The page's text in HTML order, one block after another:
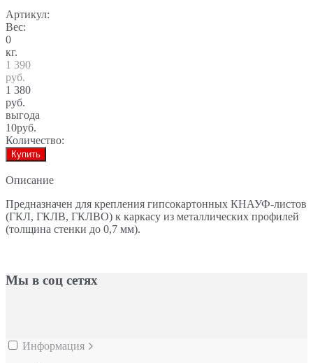
Артикул:
Вес:
0
кг.
1 390
руб.
1 380
руб.
выгода
10руб.
Количество:
Купить
Описание
Предназначен для крепления гипсокартонных КНАУФ-листов
(ГКЛ, ГКЛВ, ГКЛВО) к каркасу из металлических профилей
(толщина стенки до 0,7 мм).
Мы в соц сетях
Информация